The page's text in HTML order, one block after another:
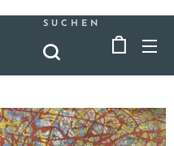
SUCHEN